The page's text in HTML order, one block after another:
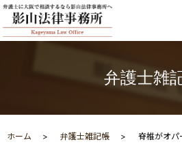
弁護士雑
ホーム 弁護士雑記帳 脊椎がオパ